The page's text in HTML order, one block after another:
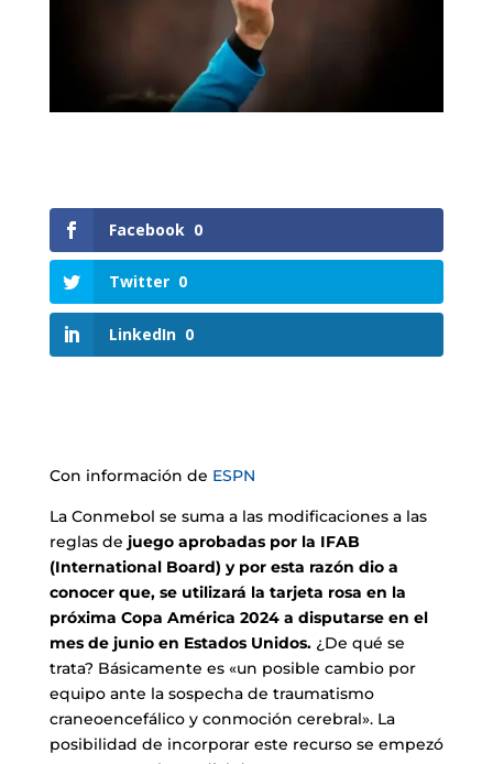
Facebook 0
Twitter 0
LinkedIn 0
Con información de ESPN
La Conmebol se suma a las modificaciones a las
reglas de juego aprobadas por la IFAB
(International Board) y por esta razón dio a
conocer que, se utilizará la tarjeta rosa en la
próxima Copa América 2024 a disputarse en el
mes de junio en Estados Unidos. ¿De qué se
trata? Básicamente es «un posible cambio por
equipo ante la sospecha de traumatismo
craneoencefálico y conmoción cerebral». La
posibilidad de incorporar este recurso se empezó